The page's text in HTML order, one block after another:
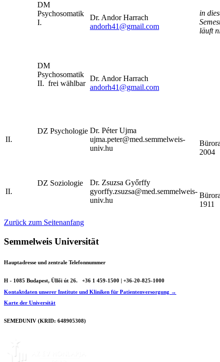
DM
Psychosomatik
I.
Dr. Andor Harrach
andorh41@gmail.com
in
läuft
DM
Psychosomatik
II. frei wählbar
Dr. Andor Harrach
andorh41@gmail.com
II.
DZ Psychologie Dr. Péter Ujma
ujma.peter@med.semmelweis-
univ.hu
2004
II.
DZ Soziologie
Dr. Zsuzsa Győrffy
gyorffy.zsuzsa@med.semmelweis-
univ.hu
1911
Zurück zum Seitenanfang
Semmelweis Universität
Hauptadresse und zentrale Telefonnummer
H - 1085 Budapest, Üllői út 26.
+36 1 459-1500 | +36-20-825-1000
Kontaktdaten unserer Institute und Kliniken für Patientenversorgung →
Karte der Universität
SEMEDUNIV (KRID: 648905308)